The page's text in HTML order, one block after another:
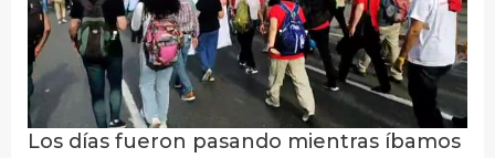
Los días fueron pasando mientras íbamos